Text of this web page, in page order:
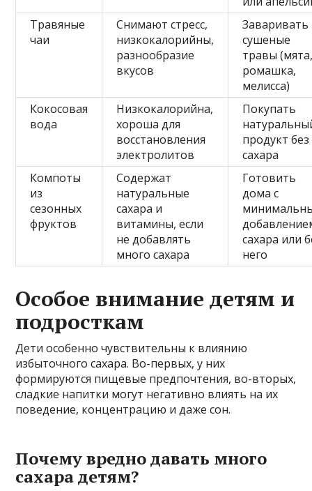
Травяные
чаи
Снимают стресс,
низкокалорийны,
разнообразие
вкусов
Заваривать
сушеные
травы
ромашка,
мелисса)
Кокосовая
вода
Низкокалорийна,
хороша для
восстановления
электролитов
Покупать
продукт без
сахара
Компоты
из
сезонных
фруктов
Содержат
натуральные
сахара и
витамины, если
не добавлять
много сахара
Готовить
дома с
сахара или
него
Особое внимание детям и
подросткам
Дети особенно чувствительны к влиянию
избыточного сахара. Во-первых, у них
формируются пищевые предпочтения, во-вторых,
сладкие напитки могут негативно влиять на их
поведение, концентрацию и даже сон.
Почему вредно давать много
сахара детям?